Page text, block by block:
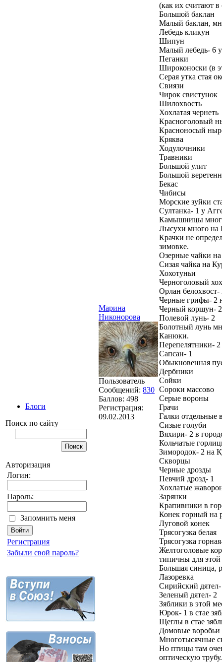
Блоги
Поиск по сайту
Авторизация
Логин:
Пароль:
Запомнить меня
Регистрация
Забыли свой пароль?
Марина
Никонорова
Пользователь
Сообщений: 830
Баллов: 498
Регистрация:
09.02.2013
(как их считают в
Большой баклан
Малый баклан,
Лебедь кликун
Шипун
Малый лебедь- 6
Пеганки
Широконоски (в
Серая утка стая
Свиязи
Чирок свистунок
Шилохвость
Хохлатая чернеть
Красноголовый
Красноносый
Кряква
Ходулочники
Травники
Большой улит
Большой
Бекас
Чибисы
Морские зуйки
Султанка- 1 у
Камышницы
Лысухи много на
Крачки не
зимовке.
Озерные чайки
Сизая чайка на
Хохотуньи
Черноголовый
Орлан
Черные грифы- 2
Черный коршун- 2
Полевой лунь- 2
Болотный лунь
Канюки.
Перепелятники- 2
Сапсан- 1
Обыкновенная
Дербники
Сойки
Сороки массово
Серые вороны
Грачи
Галки отдельные
Сизые голуби
Вяхири- 2 в
Кольчатые
Зимородок- 2 на
Скворцы
Черные дрозды
Певчий дрозд- 1
Хохлатые
Зарянки
Крапивники в
Конек горный на
Луговой конек
Трясогузка белая
Трясогузка
Желтоголовые
типичны для этой
Большая синица,
Лазоревка
Сирийский
Зеленый дятел- 2
Зяблики в этой
Юрок- 1 в стае
Щеглы в стае
Домовые воробьи
Многотысячные
Но птицы там
оптическую трубу.